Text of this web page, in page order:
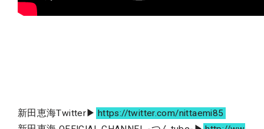
新田恵海Twitter▶ https://twitter.com/nittaemi85